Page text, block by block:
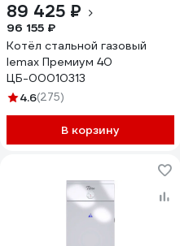
89 425 ₽
96 155 ₽
Котёл стальной газовый
lemax Премиум 40
ЦБ-00010313
4.6(275)
В корзину